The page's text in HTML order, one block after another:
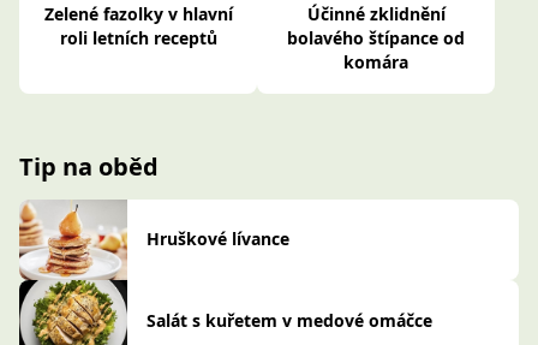
Zelené fazolky v hlavní
roli letních receptů
Účinné zklidnění
bolavého štípance od
komára
Tip na oběd
Hruškové lívance
Salát s kuřetem v medové omáčce